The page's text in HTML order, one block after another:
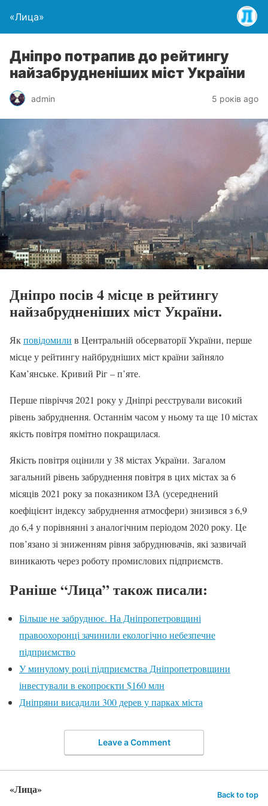
«Лица»
Дніпро потрапив до рейтингу
найзабрудненіших міст України
admin 5 років ago
Дніпро посів 4 місце в рейтингу
найзабрудненіших міст України.
Якповідомили в Центральній обсерваторії України, перше
місце у рейтингу найбрудніших міст країни зайняло
Кам’янське. Кривий Ріг – п’яте.
Перше півріччя 2021 року у Дніпрі реєстрували високий
рівень забруднення. Останнім часом у ньому та ще 10 містах
якість повітря помітно покращилася.
Якість повітря оцінили у 38 містах України. Загалом
загальний рівень забруднення повітря в цих містах за 6
місяців 2021 року за показником ІЗА (усереднений
коефіцієнт індексу забруднення атмосфери) знизився з 6,9
до 6,4 у порівнянні з аналогічним періодом 2020 року. Це
пов’язано зі зниженням рівня забруднювачів, які зазвичай
виникають через роботу промислових підприємств.
Раніше “Лица” також писали:
Більше не забруднює. На Дніпропетровщині
правоохоронці зачинили екологічно небезпечне
підприємство
У минулому році підприємства Дніпропетровщини
інвестували в екопроєкти $160 млн
Дніпряни висадили 300 дерев у парках міста
Leave a Comment
«Лица» Back to top